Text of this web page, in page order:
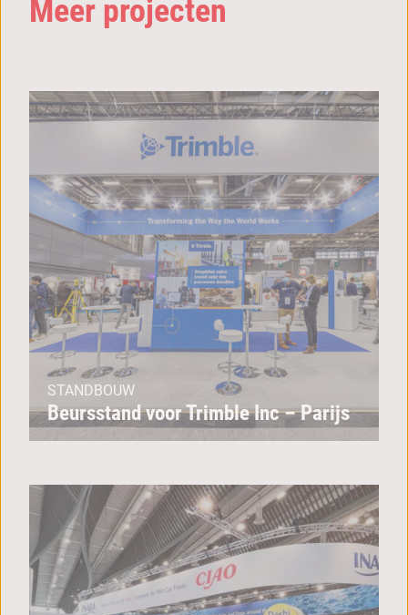
Meer projecten
STANDBOUW
Beursstand voor Trimble Inc – Parijs